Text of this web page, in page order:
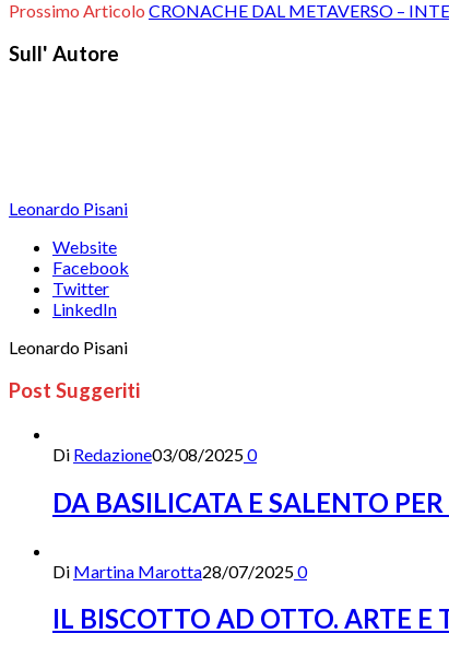
Prossimo Articolo CRONACHE DAL METAVERSO –
Sull' Autore
Leonardo Pisani
Website
Facebook
Twitter
LinkedIn
Leonardo Pisani
Post Suggeriti
Di Redazione03/08/20250
DA BASILICATA E SALENTO
Di Martina Marotta28/07/20250
IL BISCOTTO AD OTTO. ARTE